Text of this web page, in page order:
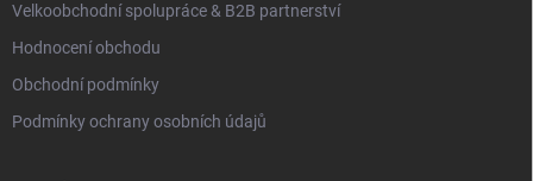
Velkoobchodní spolupráce & B2B partnerství
Hodnocení obchodu
Obchodní podmínky
Podmínky ochrany osobních údajů